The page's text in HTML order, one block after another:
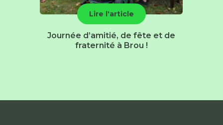
Lire l'article
Journée d’amitié, de fête et de
fraternité à Brou !